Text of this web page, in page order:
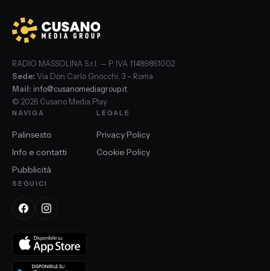
RADIO MASSOLINA S.r.l. — P. IVA 11489861002
Sede: Via Don Carlo Gnocchi, 3 – Roma
Mail: info@cusanomediagroup.it
© 2026 Cusano Media Play
NAVIGA
Palinsesto
Info e contatti
Pubblicità
LEGALE
Privacy Policy
Cookie Policy
SEGUICI